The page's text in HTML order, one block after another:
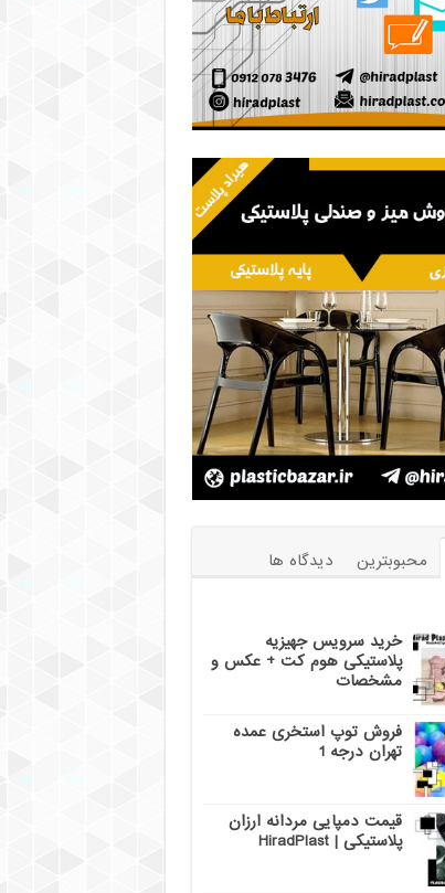
محبوبترین
دیدگاه ها
خرید سرویس جهیزیه
پلاستیکی هوم کت + عکس و
مشخصات
فروش توپ استخری عمده
تهران درجه 1
قیمت دمپایی مردانه ارزان
پلاستیکی | HiradPlast